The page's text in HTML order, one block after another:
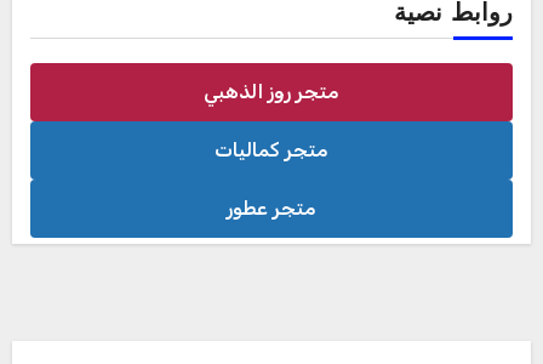
روابط نصية
متجر روز الذهبي
متجر كماليات
متجر عطور